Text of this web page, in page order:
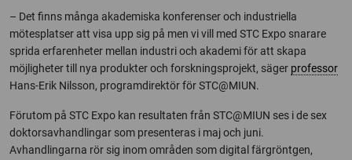
– Det finns många akademiska konferenser och industriella
mötesplatser att visa upp sig på men vi vill med STC Expo snarare
sprida erfarenheter mellan industri och akademi för att skapa
möjligheter till nya produkter och forskningsprojekt, säger professor
Hans-Erik Nilsson, programdirektör för STC@MIUN.
Förutom på STC Expo kan resultaten från STC@MIUN ses i de sex
doktorsavhandlingar som presenteras i maj och juni.
Avhandlingarna rör sig inom områden som digital färgröntgen,